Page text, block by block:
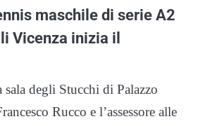
maschile di serie A2
Vicenza inizia il
sala degli Stucchi di Palazzo
Rucco e l’assessore alle